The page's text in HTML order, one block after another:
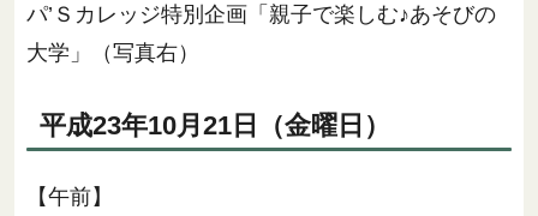
パ’Ｓカレッジ特別企画「親子で楽しむ♪あそびの
大学」（写真右）
平成23年10月21日（金曜日）
【午前】